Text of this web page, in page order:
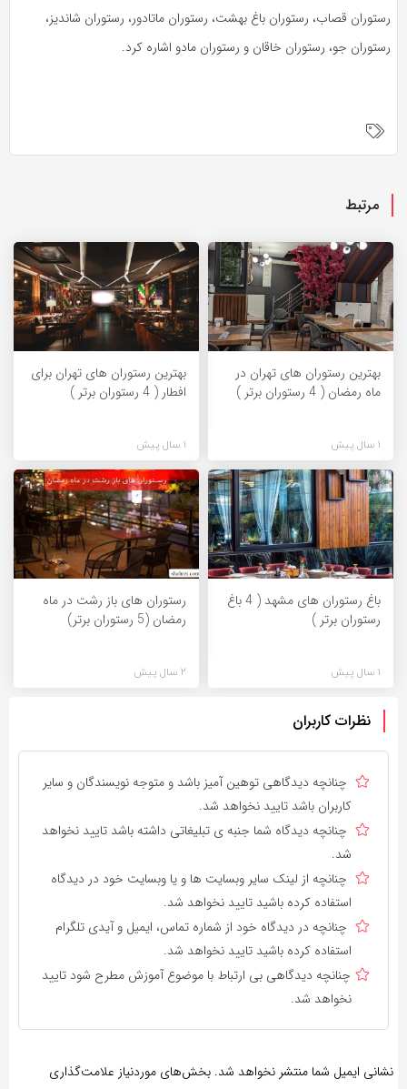
رستوران قصاب، رستوران باغ بهشت، رستوران ماتادور، رستوران شاندیز،
رستوران جو، رستوران خاقان و رستوران مادو اشاره کرد.
مرتبط
بهترین رستوران های تهران در
ماه رمضان ( 4 رستوران برتر )
1 سال پیش
بهترین رستوران های تهران برای
افطار ( 4 رستوران برتر )
1 سال پیش
باغ رستوران های مشهد ( 4 باغ
رستوران برتر )
1 سال پیش
رستوران های باز رشت در ماه
رمضان (5 رستوران برتر)
2 سال پیش
نظرات کاربران
چنانچه دیدگاهی توهین آمیز باشد و متوجه نویسندگان و سایر
کاربران باشد تایید نخواهد شد.
چنانچه دیدگاه شما جنبه ی تبلیغاتی داشته باشد تایید نخواهد
شد.
چنانچه از لینک سایر وبسایت ها و یا وبسایت خود در دیدگاه
استفاده کرده باشید تایید نخواهد شد.
چنانچه در دیدگاه خود از شماره تماس، ایمیل و آیدی تلگرام
استفاده کرده باشید تایید نخواهد شد.
چنانچه دیدگاهی بی ارتباط با موضوع آموزش مطرح شود تایید
نخواهد شد.
نشانی ایمیل شما منتشر نخواهد شد. بخش‌های موردنیاز علامت‌گذاری